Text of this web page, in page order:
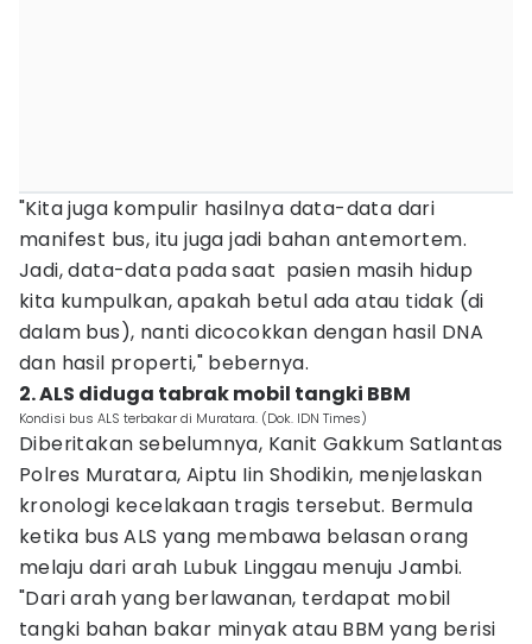
"Kita juga kompulir hasilnya data-data dari
manifest bus, itu juga jadi bahan antemortem.
Jadi, data-data pada saat pasien masih hidup
kita kumpulkan, apakah betul ada atau tidak (di
dalam bus), nanti dicocokkan dengan hasil DNA
dan hasil properti," bebernya.
2. ALS diduga tabrak mobil tangki BBM
Kondisi bus ALS terbakar di Muratara. (Dok. IDN Times)
Diberitakan sebelumnya, Kanit Gakkum Satlantas
Polres Muratara, Aiptu Iin Shodikin, menjelaskan
kronologi kecelakaan tragis tersebut. Bermula
ketika bus ALS yang membawa belasan orang
melaju dari arah Lubuk Linggau menuju Jambi.
"Dari arah yang berlawanan, terdapat mobil
tangki bahan bakar minyak atau BBM yang berisi